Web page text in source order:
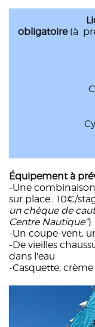
obligatoire (à
Équipement à
-Une
sur place : 10€/
un chèque de
Centre Nautique").
-Un coupe-vent,
-De vieilles
dans l'eau
-Casquette, crème